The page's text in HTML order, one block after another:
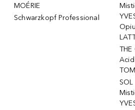
MOÉRIE
Schwarzkopf Professional
THE
SOL